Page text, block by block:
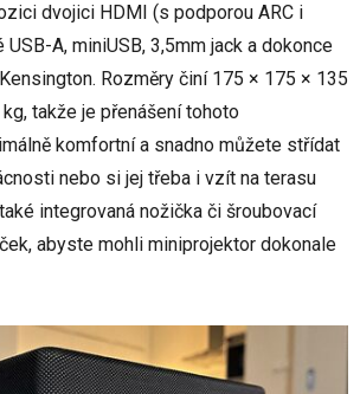
dvojici HDMI (s podporou ARC i
USB-A, miniUSB, 3,5mm jack a dokonce
Rozměry činí 175‎ × 175 × 135
takže je přenášení tohoto
komfortní a snadno můžete střídat
nebo si jej třeba i vzít na terasu
integrovaná nožička či šroubovací
abyste mohli miniprojektor dokonale